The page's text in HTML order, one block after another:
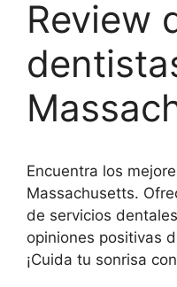
Review
Encuentra los
Massachusetts.
de servicios
opiniones positivas
¡Cuida tu sonrisa